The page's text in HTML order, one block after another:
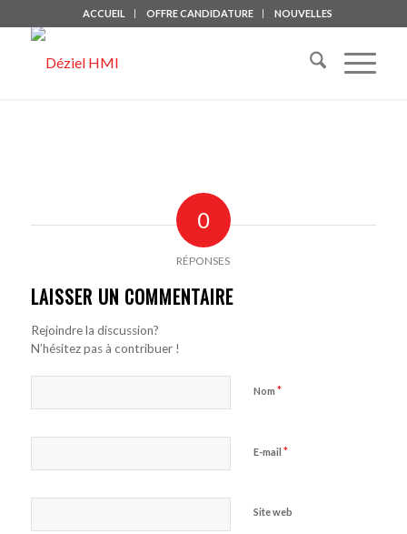
ACCUEIL OFFRE CANDIDATURE NOUVELLES
0
RÉPONSES
LAISSER UN COMMENTAIRE
Rejoindre la discussion?
N’hésitez pas à contribuer !
Nom *
E-mail *
Site web